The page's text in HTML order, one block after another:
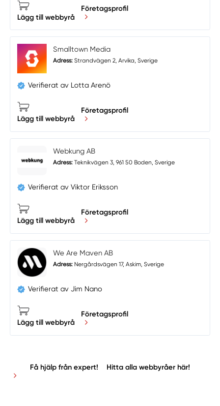
Lägg till webbyrå
Företagsprofil
Smalltown Media
Adress: Strandvägen 2, Arvika, Sverige
Verifierat av Lotta Arenö
Lägg till webbyrå
Företagsprofil
Webkung AB
Adress: Teknikvägen 3, 961 50 Boden, Sverige
Verifierat av Viktor Eriksson
Lägg till webbyrå
Företagsprofil
We Are Maven AB
Adress: Nergårdsvägen 17, Askim, Sverige
Verifierat av Jim Nano
Lägg till webbyrå
Företagsprofil
Få hjälp från expert! Hitta alla webbyråer här!